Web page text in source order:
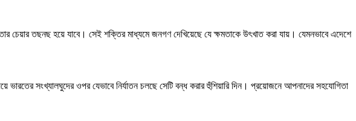
চেয়ার তছনছ হয়ে যাবে। সেই শক্তির মাধ্যমে জনগণ দেখিয়েছে যে ক্ষমতাকে উৎখাত করা যায়। যেমনভাবে এদেশে
সংখ্যালঘুদের ওপর যেভাবে নির্যাতন চলছে সেটি বন্ধ করার হুঁশিয়ারি দিন। প্রয়োজনে আপনাদের সহযোগিতা